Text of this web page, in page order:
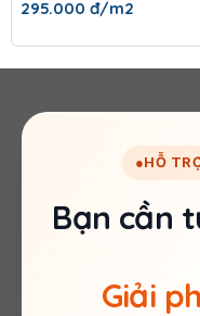
295.000 đ/m2
●HỖ
Bạn cần
Giải